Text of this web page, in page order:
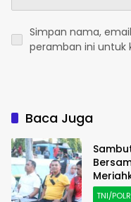
Simpan nama,
peramban ini untuk
Baca Juga
TNI/